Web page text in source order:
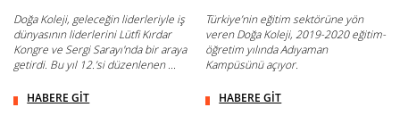
Doğa Koleji, geleceğin liderleriyle iş
dünyasının liderlerini Lütfi Kırdar
Kongre ve Sergi Sarayı'nda bir araya
getirdi. Bu yıl 12.’si düzenlenen ...
HABERE GİT
Türkiye’nin eğitim sektörüne yön
veren Doğa Koleji, 2019-2020 eğitim-
öğretim yılında Adıyaman
Kampüsünü açıyor.
HABERE GİT